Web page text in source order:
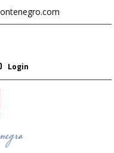
Login